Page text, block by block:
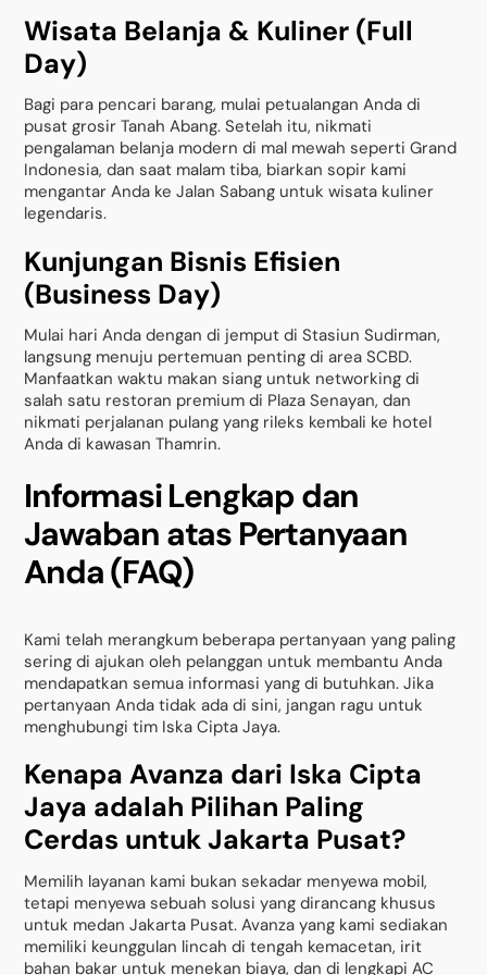
Wisata Belanja & Kuliner (Full
Day)
Bagi para pencari barang, mulai petualangan Anda di
pusat grosir Tanah Abang. Setelah itu, nikmati
pengalaman belanja modern di mal mewah seperti Grand
Indonesia, dan saat malam tiba, biarkan sopir kami
mengantar Anda ke Jalan Sabang untuk wisata kuliner
legendaris.
Kunjungan Bisnis Efisien
(Business Day)
Mulai hari Anda dengan di jemput di Stasiun Sudirman,
langsung menuju pertemuan penting di area SCBD.
Manfaatkan waktu makan siang untuk networking di
salah satu restoran premium di Plaza Senayan, dan
nikmati perjalanan pulang yang rileks kembali ke hotel
Anda di kawasan Thamrin.
Informasi Lengkap dan
Jawaban atas Pertanyaan
Anda (FAQ)
Kami telah merangkum beberapa pertanyaan yang paling
sering di ajukan oleh pelanggan untuk membantu Anda
mendapatkan semua informasi yang di butuhkan. Jika
pertanyaan Anda tidak ada di sini, jangan ragu untuk
menghubungi tim Iska Cipta Jaya.
Kenapa Avanza dari Iska Cipta
Jaya adalah Pilihan Paling
Cerdas untuk Jakarta Pusat?
Memilih layanan kami bukan sekadar menyewa mobil,
tetapi menyewa sebuah solusi yang dirancang khusus
untuk medan Jakarta Pusat. Avanza yang kami sediakan
memiliki keunggulan lincah di tengah kemacetan, irit
bahan bakar untuk menekan biaya, dan di lengkapi AC